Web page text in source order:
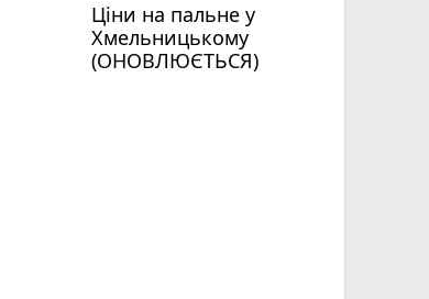
Ціни на пальне у
Хмельницькому
(ОНОВЛЮЄТЬСЯ)